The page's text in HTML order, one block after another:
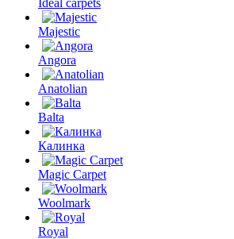
Ideal carpets
Majestic
Angora
Anatolian
Balta
Калинка
Magic Carpet
Woolmark
Royal